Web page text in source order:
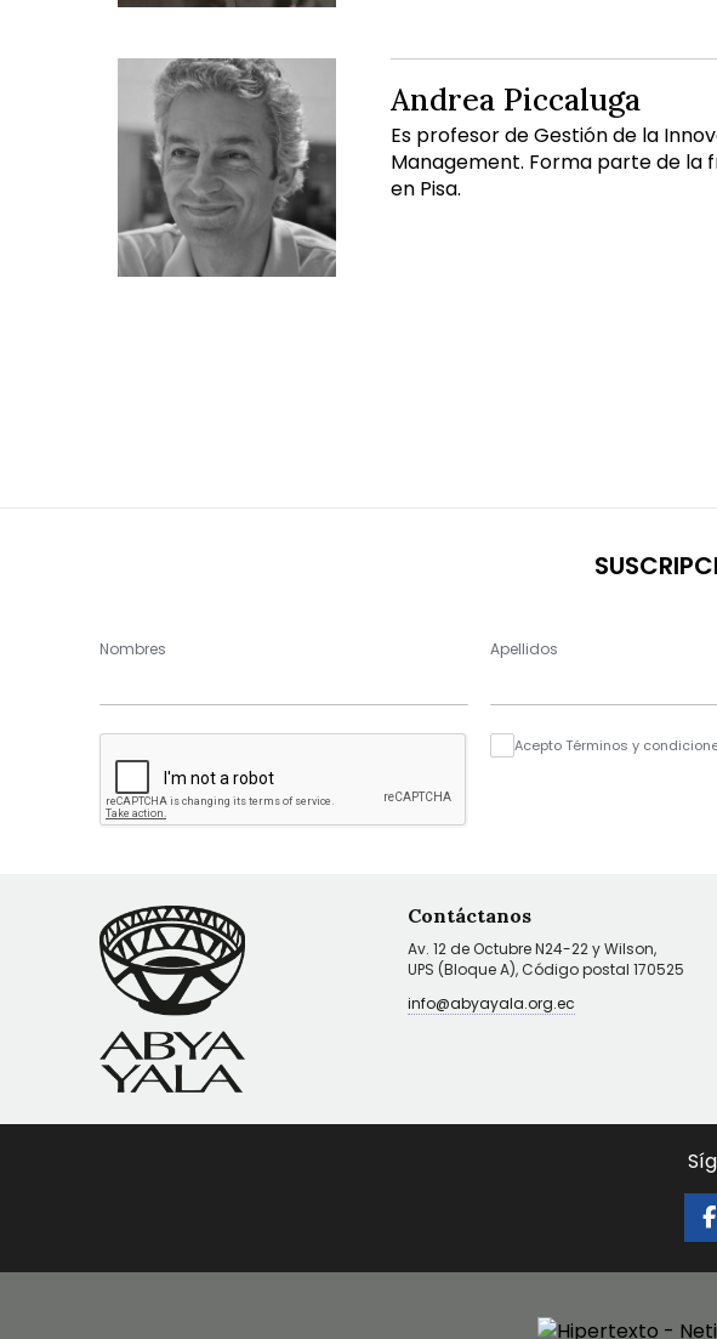
Andrea Piccaluga
Es profesor de Gestión de la
Management. Forma parte de la
en Pisa.
Nombres Apellidos
Acepto Términos y
Contáctanos
Av. 12 de Octubre N24-22 y Wilson,
UPS (Bloque A), Código postal 170525
info@abyayala.org.ec